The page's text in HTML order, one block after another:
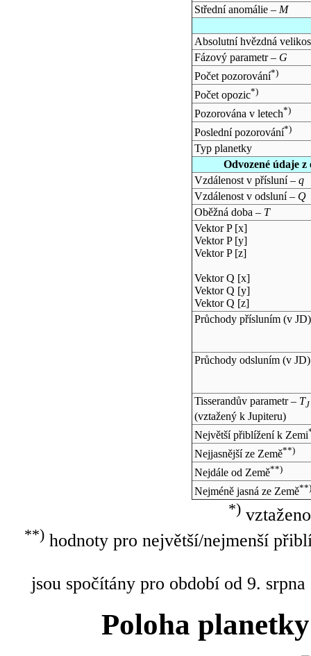
Střední anomálie – M
Absolutní hvězdná
Fázový parametr – G
Počet pozorování*)
Počet opozic*)
Pozorována v letech*)
Poslední pozorování*)
Typ planetky
Odvozené údaje
Vzdálenost v přísluní – q
Vzdálenost v odsluní – Q
Oběžná doba – T
Vektor P [x]
Vektor P [y]
Vektor P [z]
Vektor Q [x]
Vektor Q [y]
Vektor Q [z]
Průchody přísluním (v JD)
Průchody odsluním (v JD)
Tisserandův parametr – TJ
(vztažený k Jupiteru)
Největší přiblížení k Zemi
Nejjasnější ze Země**)
Nejdále od Země**)
Nejméně jasná ze Země**)
*)
**)hodnoty pro největší/nejmenší
jsou spočítány pro období od 9.
Poloha